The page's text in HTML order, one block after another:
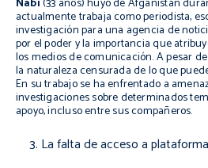
actualmente trabaja como periodista,
investigación para una agencia de
por el poder y la importancia que
los medios de comunicación. A pesar
la naturaleza censurada de lo que
En su trabajo se ha enfrentado a
investigaciones sobre determinados
apoyo, incluso entre sus compañeros.
La falta de acceso a